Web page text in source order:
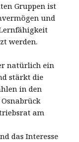
Gruppen ist
und
werden.
natürlich ein
stärkt die
in den
am
das Interesse